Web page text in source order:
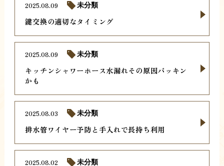
鍵交換の適切なタイミング
2025.08.09 未分類
キッチンシャワーホース水漏れその原因パッキン
かも
2025.08.09 未分類
排水管ワイヤー予防と手入れで長持ち利用
2025.08.03 未分類
2025.08.02 未分類